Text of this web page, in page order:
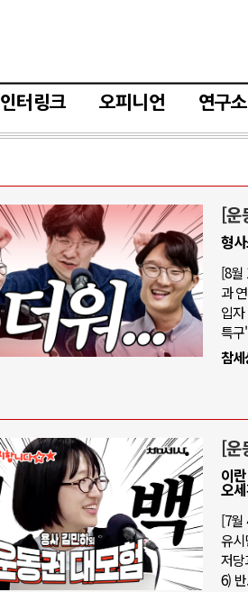
인터링크 오피니언 연구소
[운
형
[8월
과
입
특구
참
[운
이
오
[7월
유
저
6)
AI와 인간
중국 AI, 저가 공세로
AI 국부펀드 구상 놓
AI 데이터센터 반대 투
AI의 숨은 환경 비용: